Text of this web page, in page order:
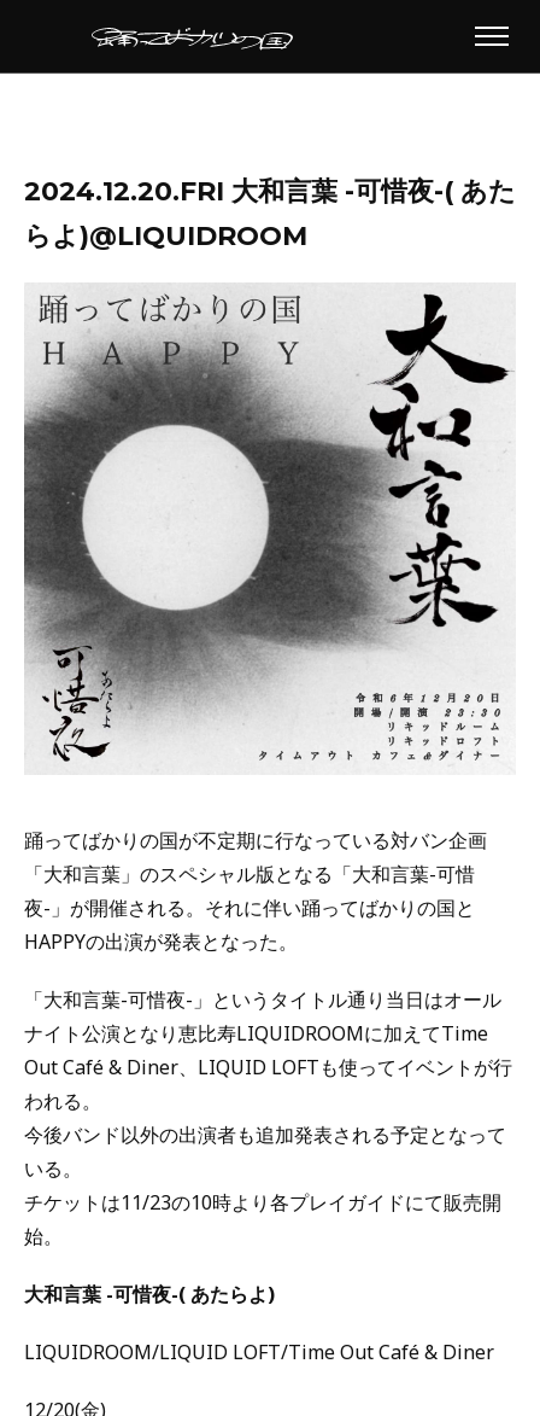
2024.12.20.FRI 大和言葉 -可惜夜-( あた
らよ)@LIQUIDROOM
踊ってばかりの国が不定期に行なっている対バン企画
「大和言葉」のスペシャル版となる「大和言葉-可惜
夜-」が開催される。それに伴い踊ってばかりの国と
HAPPYの出演が発表となった。
「大和言葉-可惜夜-」というタイトル通り当日はオール
ナイト公演となり恵比寿LIQUIDROOMに加えてTime
Out Café & Diner、LIQUID LOFTも使ってイベントが行
われる。
今後バンド以外の出演者も追加発表される予定となって
いる。
チケットは11/23の10時より各プレイガイドにて販売開
始。
大和言葉 -可惜夜-( あたらよ)
LIQUIDROOM/LIQUID LOFT/Time Out Café & Diner
12/20(金)